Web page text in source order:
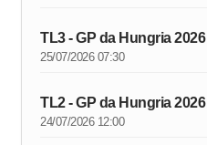
TL3 - GP da Hungria 2026
25/07/2026 07:30
TL2 - GP da Hungria 2026
24/07/2026 12:00